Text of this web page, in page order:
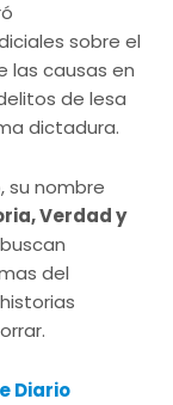
sobre el
las causas en
de lesa
dictadura.
su nombre
Verdad y
del
Diario